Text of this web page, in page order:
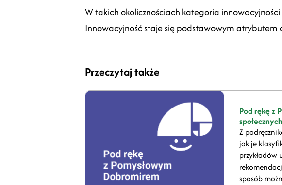
W takich okolicznościach kategoria
Innowacyjność staje się podstawowym
Przeczytaj także
Pod rękę z
społecznych
Z
jak je
przykładów
sposób